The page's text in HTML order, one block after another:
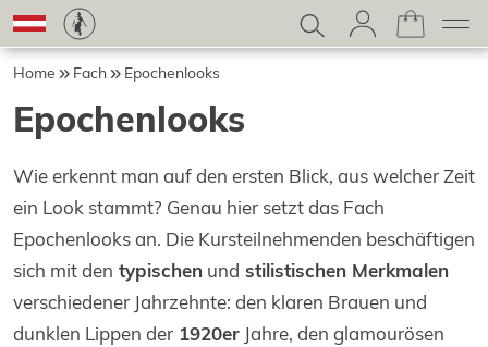
Home Fach Epochenlooks
Epochenlooks
Wie erkennt man auf den ersten Blick, aus welcher Zeit
ein Look stammt? Genau hier setzt das Fach
Epochenlooks an. Die Kursteilnehmenden beschäftigen
sich mit den typischen und stilistischen Merkmalen
verschiedener Jahrzehnte: den klaren Brauen und
dunklen Lippen der 1920er Jahre, den glamourösen